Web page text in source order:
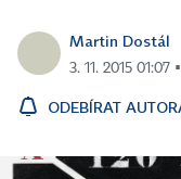
Martin Dostál
3. 11. 2015 01:07
ODEBÍRAT